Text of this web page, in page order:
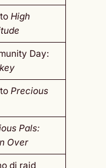
High
Day:
Precious
Pals:
Over
di raid